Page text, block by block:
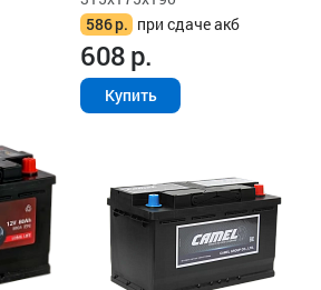
586р. при сдаче акб
608р.
Купить